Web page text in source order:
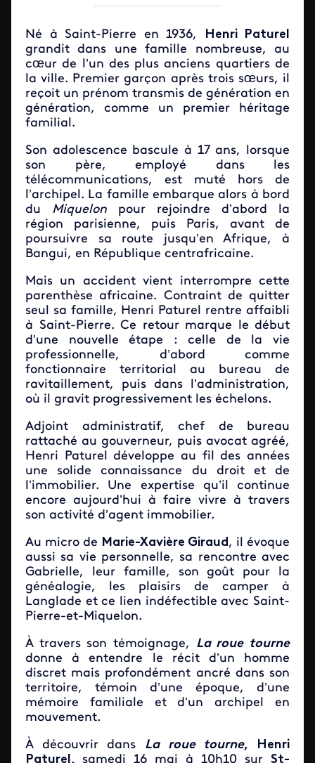
Né à Saint-Pierre en 1936,
Henri Paturel
grandit dans une famille nombreuse, au
cœur de l’un des plus anciens quartiers de
la ville. Premier garçon après trois sœurs, il
reçoit un prénom transmis de génération en
génération, comme un premier héritage
familial.
Son adolescence bascule à 17 ans, lorsque
son père, employé dans les
télécommunications, est muté hors de
l’archipel. La famille embarque alors à bord
du Miquelon pour rejoindre d’abord la
région parisienne, puis Paris, avant de
poursuivre sa route jusqu’en Afrique, à
Bangui, en République centrafricaine.
Mais un accident vient interrompre cette
parenthèse africaine. Contraint de quitter
seul sa famille, Henri Paturel rentre affaibli
à Saint-Pierre. Ce retour marque le début
d’une nouvelle étape : celle de la vie
professionnelle, d’abord comme
fonctionnaire territorial au bureau de
ravitaillement, puis dans l’administration,
où il gravit progressivement les échelons.
Adjoint administratif, chef de bureau
rattaché au gouverneur, puis avocat agréé,
Henri Paturel développe au fil des années
une solide connaissance du droit et de
l’immobilier. Une expertise qu’il continue
encore aujourd’hui à faire vivre à travers
son activité d’agent immobilier.
Au micro de Marie-Xavière Giraud, il évoque
aussi sa vie personnelle, sa rencontre avec
Gabrielle, leur famille, son goût pour la
généalogie, les plaisirs de camper à
Langlade et ce lien indéfectible avec Saint-
Pierre-et-Miquelon.
À travers son témoignage, La roue tourne
donne à entendre le récit d’un homme
discret mais profondément ancré dans son
territoire, témoin d’une époque, d’une
mémoire familiale et d’un archipel en
mouvement.
À découvrir dans La roue tourne, Henri
Paturel, samedi 16 mai à 10h10 sur St-